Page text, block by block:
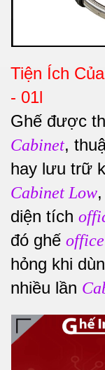
Tiện Ích
- 01l
Ghế được
Cabinet,
hay lưu trữ
Cabinet Low
diện tích
đó ghế
hỏng khi
nhiều lần